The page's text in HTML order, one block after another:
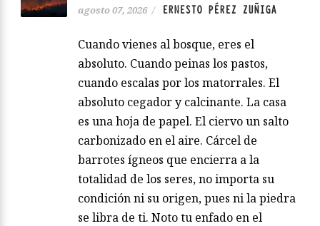
agosto 07, 2026 / ERNESTO PÉREZ ZUÑIGA
Cuando vienes al bosque, eres el
absoluto. Cuando peinas los pastos,
cuando escalas por los matorrales. El
absoluto cegador y calcinante. La casa
es una hoja de papel. El ciervo un salto
carbonizado en el aire. Cárcel de
barrotes ígneos que encierra a la
totalidad de los seres, no importa su
condición ni su origen, pues ni la piedra
se libra de ti. Noto tu enfado en el